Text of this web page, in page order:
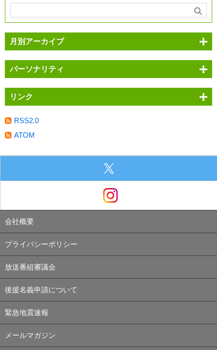
月別アーカイブ
パーソナリティ
リンク
RSS2.0
ATOM
会社概要
プライバシーポリシー
放送番組審議会
後援名義申請について
緊急地震速報
メールマガジン